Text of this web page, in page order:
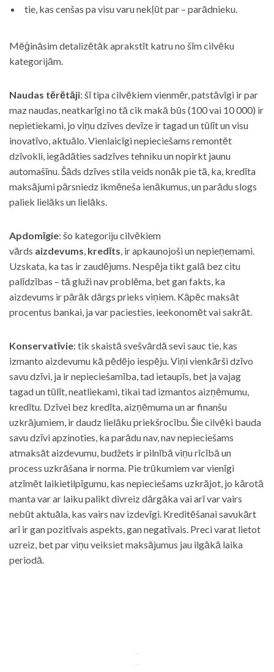
tie, kas cenšas pa visu varu nekļūt par – parādnieku.
Mēģināsim detalizētāk aprakstīt katru no šīm cilvēku
kategorijām.
Naudas tērētāji: šī tipa cilvēkiem vienmēr, patstāvīgi ir par
maz naudas, neatkarīgi no tā cik makā būs (100 vai 10 000) ir
nepietiekami, jo viņu dzīves devīze ir tagad un tūlīt un visu
inovatīvo, aktuālo. Vienlaicīgi nepieciešams remontēt
dzīvokli, iegādāties sadzīves tehniku un nopirkt jaunu
automašīnu. Šāds dzīves stila veids nonāk pie tā, ka, kredīta
maksājumi pārsniedz ikmēneša ienākumus, un parādu slogs
paliek lielāks un lielāks.
Apdomīgie: šo kategoriju cilvēkiem
vārds aizdevums, kredīts, ir apkaunojoši un nepieņemami.
Uzskata, ka tas ir zaudējums. Nespēja tikt galā bez citu
palīdzības – tā gluži nav problēma, bet gan fakts, ka
aizdevums ir pārāk dārgs prieks viņiem. Kāpēc maksāt
procentus bankai, ja var paciesties, ieekonomēt vai sakrāt.
Konservatīvie: tik skaistā svešvārdā sevi sauc tie, kas
izmanto aizdevumu kā pēdējo iespēju. Viņi vienkārši dzīvo
savu dzīvi, ja ir nepieciešamība, tad ietaupīs, bet ja vajag
tagad un tūlīt, neatliekami, tikai tad izmantos aizņēmumu,
kredītu. Dzīvei bez kredīta, aizņēmuma un ar finanšu
uzkrājumiem, ir daudz lielāku priekšrocību. Šie cilvēki bauda
savu dzīvi apzinoties, ka parādu nav, nav nepieciešams
atmaksāt aizdevumu, budžets ir pilnībā viņu rīcībā un
process uzkrāšana ir norma. Pie trūkumiem var vienīgi
atzīmēt laikietilpīgumu, kas nepieciešams uzkrājot, jo kārotā
manta var ar laiku palikt divreiz dārgāka vai arī var vairs
nebūt aktuāla, kas vairs nav izdevīgi. Kreditēšanai savukārt
arī ir gan pozitīvais aspekts, gan negatīvais. Preci varat lietot
uzreiz, bet par viņu veiksiet maksājumus jau ilgākā laika
periodā.